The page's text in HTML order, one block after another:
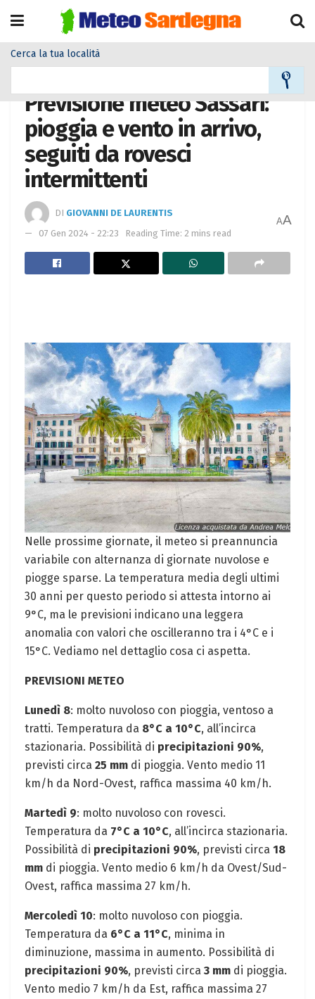
Cerca la tua località
Previsione meteo Sassari:
pioggia e vento in arrivo,
seguiti da rovesci
intermittenti
DI GIOVANNI DE LAURENTIS
07 Gen 2024 - 22:23
Reading Time: 2 mins read
AA
Nelle prossime giornate, il meteo si preannuncia
variabile con alternanza di giornate nuvolose e
piogge sparse. La temperatura media degli ultimi
30 anni per questo periodo si attesta intorno ai
9°C, ma le previsioni indicano una leggera
anomalia con valori che oscilleranno tra i 4°C e i
15°C. Vediamo nel dettaglio cosa ci aspetta.
PREVISIONI METEO
Lunedì 8: molto nuvoloso con pioggia, ventoso a
tratti. Temperatura da 8°C a 10°C, all’incirca
stazionaria. Possibilità di precipitazioni 90%,
previsti circa 25 mm di pioggia. Vento medio 11
km/h da Nord-Ovest, raffica massima 40 km/h.
Martedì 9: molto nuvoloso con rovesci.
Temperatura da 7°C a 10°C, all’incirca stazionaria.
Possibilità di precipitazioni 90%, previsti circa 18
mm di pioggia. Vento medio 6 km/h da Ovest/Sud-
Ovest, raffica massima 27 km/h.
Mercoledì 10: molto nuvoloso con pioggia.
Temperatura da 6°C a 11°C, minima in
diminuzione, massima in aumento. Possibilità di
precipitazioni 90%, previsti circa 3 mm di pioggia.
Vento medio 7 km/h da Est, raffica massima 27